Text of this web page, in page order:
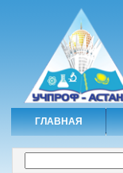
ГЛАВНАЯ